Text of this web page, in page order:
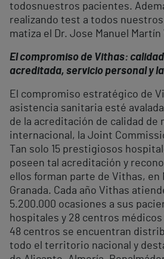
todosnuestros pacientes.
realizando test a todos nuestros
matiza el Dr. Jose Manuel Martín
El compromiso de Vithas:
acreditada, servicio personal y
El compromiso estratégico de
asistencia sanitaria esté
de la acreditación de calidad de
internacional, la Joint
Tan solo 15 prestigiosos
poseen tal acreditación y
ellos forman parte de Vithas, en
Granada. Cada año Vithas
5.200.000 ocasiones a sus
hospitales y 28 centros
48 centros se encuentran
todo el territorio nacional y